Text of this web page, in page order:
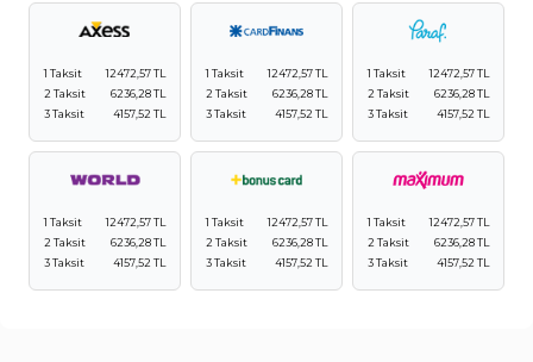
1 Taksit
12472,57 TL
2 Taksit
6236,28 TL
3 Taksit
4157,52 TL
1 Taksit
12472,57 TL
2 Taksit
6236,28 TL
3 Taksit
4157,52 TL
1 Taksit
12472,57 TL
2 Taksit
6236,28 TL
3 Taksit
4157,52 TL
1 Taksit
12472,57 TL
2 Taksit
6236,28 TL
3 Taksit
4157,52 TL
1 Taksit
12472,57 TL
2 Taksit
6236,28 TL
3 Taksit
4157,52 TL
1 Taksit
12472,57 TL
2 Taksit
6236,28 TL
3 Taksit
4157,52 TL